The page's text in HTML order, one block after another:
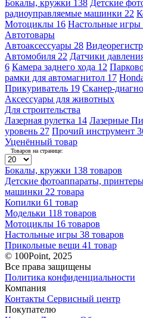
Бокалы, кружки 138 Детские
радиоуправляемые машинки 22
Мотоциклы 16 Настольные игры
Автотовары
Автоаксессуары 28
Автомобиля 22 Датчики
6 Камера заднего хода 12
рамки для автомагнитол 17
Прикуриватель 19 Сканер-
Аксессуары для животных
Для строительства
Лазерная рулетка 14 Лазерные
уровень 27 Прочий инструмент
Уценённый товар
Товаров на странице:
Бокалы, кружки 138 товаров
Детские фотоаппараты,
машинки 22 товара
Копилки 61 товар
Модельки 118 товаров
Мотоциклы 16 товаров
Настольные игры 38 товаров
Прикольные вещи 41 товар
© 100Point, 2025
Все права защищены
Политика конфиденциальности
Компания
Контакты Сервисный центр
Покупателю